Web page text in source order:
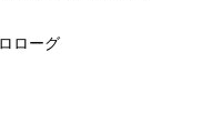
ローグ